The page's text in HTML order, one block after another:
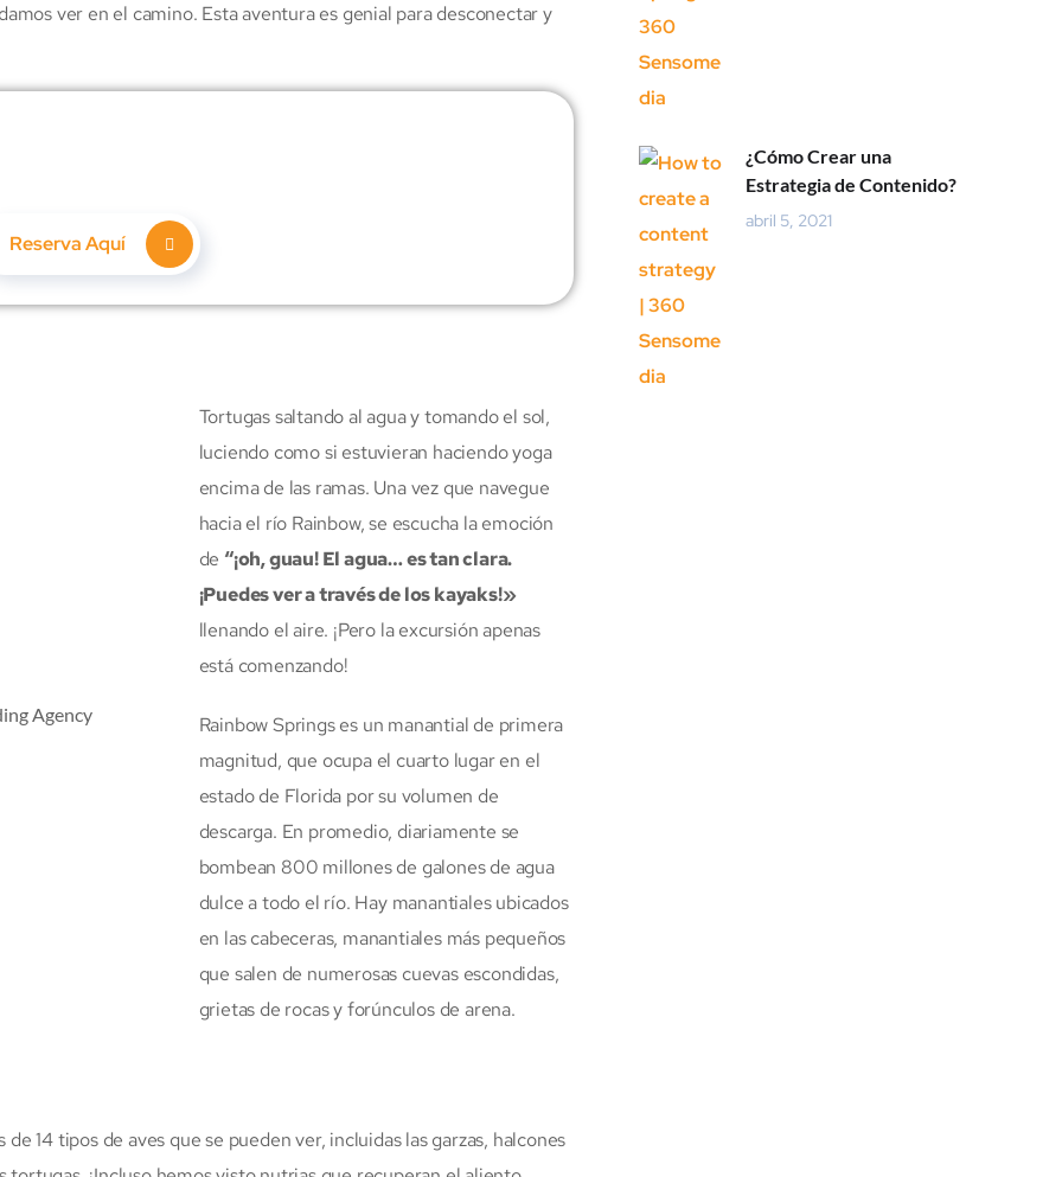
ver en el camino. Esta aventura es genial para desconectar y
Reserva Aquí
Tortugas saltando al agua y tomando el sol,
luciendo como si estuvieran haciendo yoga
encima de las ramas. Una vez que navegue
hacia el río Rainbow, se escucha la emoción
de “¡oh, guau! El agua… es tan clara.
¡Puedes ver a través de los kayaks!»
llenando el aire. ¡Pero la excursión apenas
está comenzando!
Rainbow Springs es un manantial de primera
magnitud, que ocupa el cuarto lugar en el
estado de Florida por su volumen de
descarga. En promedio, diariamente se
bombean 800 millones de galones de agua
dulce a todo el río. Hay manantiales ubicados
en las cabeceras, manantiales más pequeños
que salen de numerosas cuevas escondidas,
grietas de rocas y forúnculos de arena.
14 tipos de aves que se pueden ver, incluidas las garzas, halcones
¿Cómo Crear una
Estrategia de Contenido?
abril 5, 2021